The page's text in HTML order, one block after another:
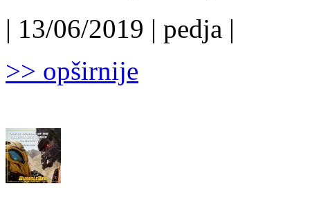
| 13/06/2019 | pedja |
>> opširnije